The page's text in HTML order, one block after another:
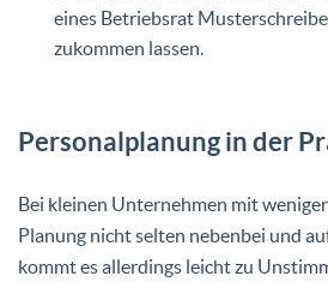
eines Betriebsrat
zukommen lassen.
Personalplanung in der
Bei kleinen Unternehmen mit
Planung nicht selten nebenbei und
kommt es allerdings leicht zu